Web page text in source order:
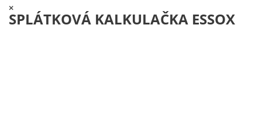
×
SPLÁTKOVÁ KALKULAČKA ESSOX